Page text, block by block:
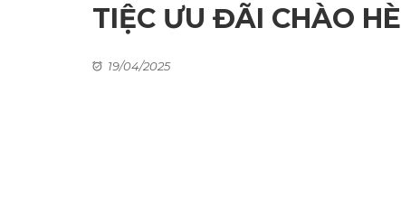
TIỆC ƯU ĐÃI CHÀO HÈ
19/04/2025